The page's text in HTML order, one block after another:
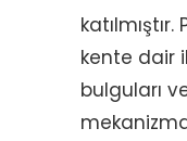
kente dair
bulguları